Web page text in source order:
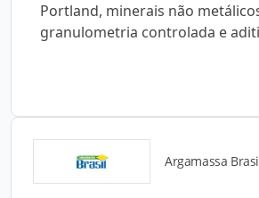
Portland, minerais não
granulometria controlada e
Argamassa
Catálogos para